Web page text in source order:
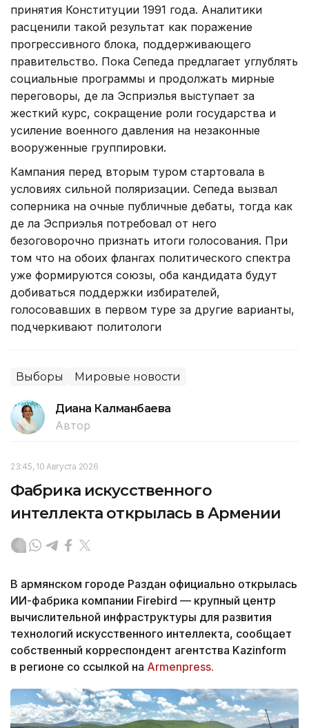
принятия Конституции 1991 года. Аналитики
расценили такой результат как поражение
прогрессивного блока, поддерживающего
правительство. Пока Сепеда предлагает углублять
социальные программы и продолжать мирные
переговоры, де ла Эсприэлья выступает за
жесткий курс, сокращение роли государства и
усиление военного давления на незаконные
вооруженные группировки.
Кампания перед вторым туром стартовала в
условиях сильной поляризации. Сепеда вызвал
соперника на очные публичные дебаты, тогда как
де ла Эсприэлья потребовал от него
безоговорочно признать итоги голосования. При
том что на обоих флангах политического спектра
уже формируются союзы, оба кандидата будут
добиваться поддержки избирателей,
голосовавших в первом туре за другие варианты,
подчеркивают политологи
Выборы Мировые новости
Диана Калманбаева
Автор
23:45, 10 Августа 2026
Фабрика искусственного
интеллекта открылась в Армении
В армянском городе Раздан официально открылась
ИИ-фабрика компании Firebird — крупный центр
вычислительной инфраструктуры для развития
технологий искусственного интеллекта, сообщает
собственный корреспондент агентства Kazinform
в регионе со ссылкой на Armenpress.